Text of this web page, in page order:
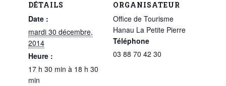
DÉTAILS
Date :
mardi 30 décembre,
2014
Heure :
17 h 30 min à 18 h 30
min
ORGANISATEUR
Office de Tourisme
Hanau La Petite Pierre
Téléphone
03 88 70 42 30